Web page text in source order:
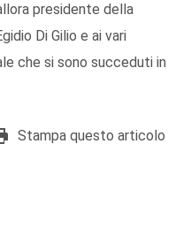
presidente della
Di Gilio e ai vari
che si sono succeduti in
Stampa questo articolo